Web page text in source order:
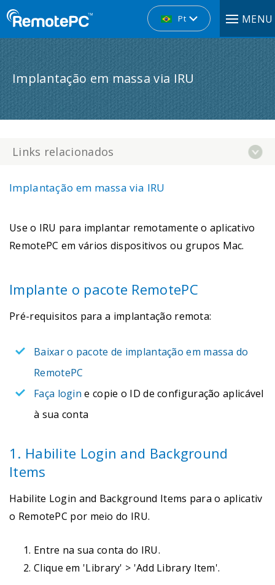
Pt MENU
Implantação em massa via IRU
Links relacionados
Implantação em massa via IRU
Use o IRU para implantar remotamente o aplicativo
RemotePC em vários dispositivos ou grupos Mac.
Implante o pacote RemotePC
Pré-requisitos para a implantação remota:
Baixar o pacote de implantação em massa do
RemotePC
Faça logine copie o ID de configuração aplicável
à sua conta
1. Habilite Login and Background
Items
Habilite Login and Background Items para o aplicativ
o RemotePC por meio do IRU.
Entre na sua conta do IRU.
Clique em 'Library' > 'Add Library Item'.